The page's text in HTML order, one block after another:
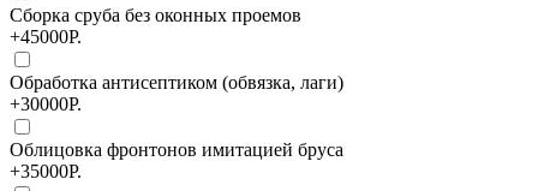
Сборка сруба без оконных проемов
+45000Р.
Обработка антисептиком (обвязка, лаги)
+30000Р.
Облицовка фронтонов имитацией бруса
+35000Р.